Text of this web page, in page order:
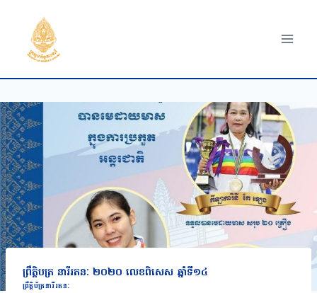
content
ព្រឹត្តិបត្រ នារីរតនៈ ២០២០ លេខពិសេស ឆ្នាំទី១៤
ព្រឹត្តិប័ត្រនារីរតនៈ